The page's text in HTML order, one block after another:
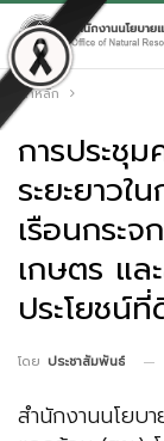
หน้าหลัก
การประชุ
ระยะยาว
เรือนกระจ
เกษตร แล
ประโยช
โดย ประชาสัมพันธ์
สำนักงานนโยบ